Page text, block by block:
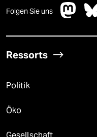
Folgen Sie uns
Ressorts
Politik
Öko